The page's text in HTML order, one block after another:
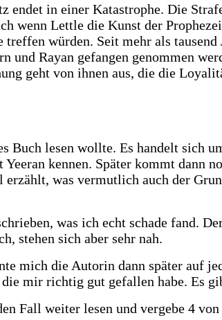
in einer Katastrophe. Die
Lettle die Kunst der
würden. Seit mehr als
Rayan gefangen genommen
geht von ihnen aus, die die
Buch lesen wollte. Es handelt
kennen. Später kommt dann
was vermutlich auch der
was ich echt schade fand.
stehen sich aber sehr nah.
mich die Autorin dann später auf
mir richtig gut gefallen habe. Es
Fall weiter lesen und vergebe 4 von